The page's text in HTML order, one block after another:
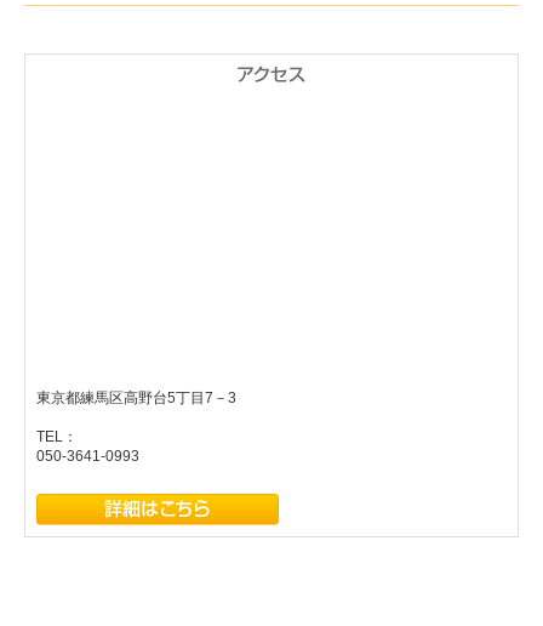
東京都練馬区高野台5丁目7－3
TEL：
050-3641-0993